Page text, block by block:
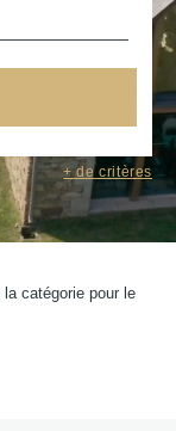
+ de critères
catégorie pour le